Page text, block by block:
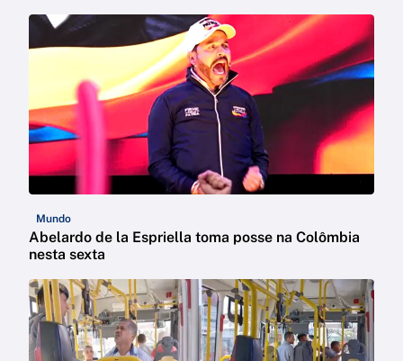
Mundo
Abelardo de la Espriella toma posse na Colômbia
nesta sexta